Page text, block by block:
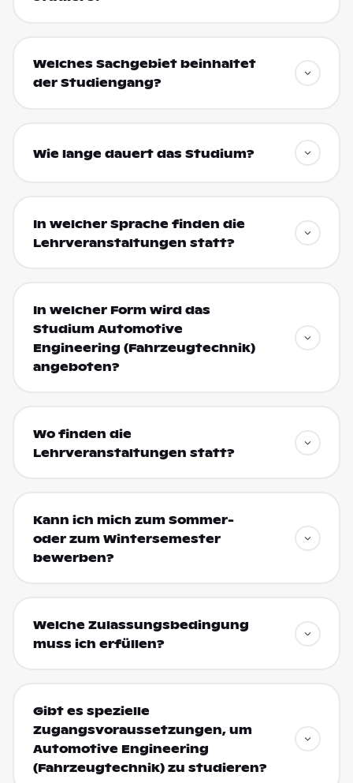
Welches Sachgebiet beinhaltet
der Studiengang?
Wie lange dauert das Studium?
In welcher Sprache finden die
Lehrveranstaltungen statt?
In welcher Form wird das
Studium Automotive
Engineering (Fahrzeugtechnik)
angeboten?
Wo finden die
Lehrveranstaltungen statt?
Kann ich mich zum Sommer-
oder zum Wintersemester
bewerben?
Welche Zulassungsbedingung
muss ich erfüllen?
Gibt es spezielle
Zugangsvoraussetzungen, um
Automotive Engineering
(Fahrzeugtechnik) zu studieren?